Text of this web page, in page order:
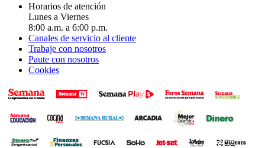
Horarios de atención
Lunes a Viernes
8:00 a.m. a 6:00 p.m.
Canales de servicio al cliente
Trabaje con nosotros
Paute con nosotros
Cookies